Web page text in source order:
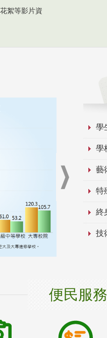
絮等影片資
學
學
藝
特
終
技
便民服務